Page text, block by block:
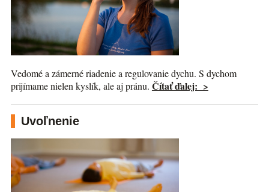
Vedomé a zámerné riadenie a regulovanie dychu. S dychom
prijímame nielen kyslík, ale aj pránu. Čítať ďalej: >
Uvoľnenie